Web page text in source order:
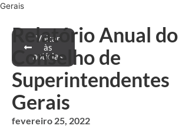
Gerais
Voltar
às
notícias
Relatório Anual do
Conselho de
Superintendentes
Gerais
fevereiro 25, 2022